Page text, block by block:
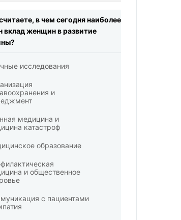
в чем сегодня наиболее
вклад женщин в развитие
исследования
и
медицина и
катастроф
образование
и общественное
с пациентами